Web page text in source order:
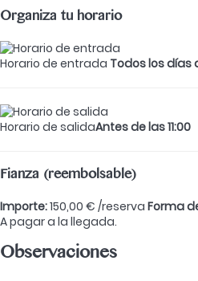
Organiza tu horario
Horario de entrada Todos los días
Horario de salidaAntes de las 11:00
Fianza (reembolsable)
Importe:150,00 € /reserva Forma
A pagar a la llegada.
Observaciones